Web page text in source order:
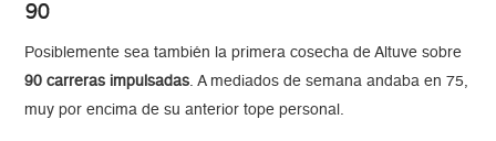
90
Posiblemente sea también la primera cosecha de Altuve sobre
90 carreras impulsadas. A mediados de semana andaba en 75,
muy por encima de su anterior tope personal.